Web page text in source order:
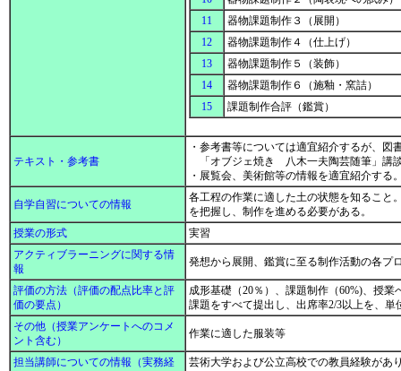
11
器物課題制作３（展開）
12
器物課題制作４（仕上げ）
13
器物課題制作５（装飾）
14
器物課題制作６（施釉・窯詰）
15
課題制作合評（鑑賞）
テキスト・参考書
・参考書等については適宜紹介するが、
「オブジェ焼き 八木一夫陶芸随筆」講
・展覧会、美術館等の情報を適宜紹介する
自学自習についての情報
各工程の作業に適した土の状態を知ること
を把握し、制作を進める必要がある。
授業の形式
実習
アクティブラーニングに関する情
報
発想から展開、鑑賞に至る制作活動の各プ
評価の方法（評価の配点比率と評
価の要点）
成形基礎（20％）、課題制作（60%)、授業
課題をすべて提出し、出席率2/3以上を、
その他（授業アンケートへのコメ
ント含む）
作業に適した服装等
担当講師についての情報（実務経
芸術大学および公立高校での教員経験があ